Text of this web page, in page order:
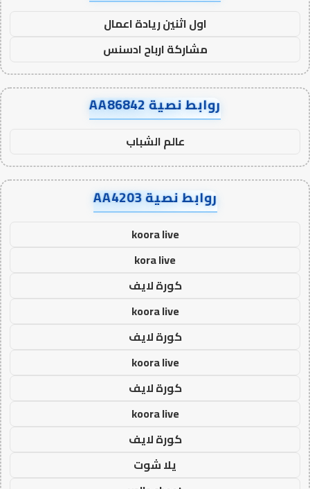
اول اثنين ريادة اعمال
مشاركة ارباح ادسنس
روابط نصية AA86842
عالم الشباب
روابط نصية AA4203
koora live
kora live
كورة لايف
koora live
كورة لايف
koora live
كورة لايف
koora live
كورة لايف
يلا شوت